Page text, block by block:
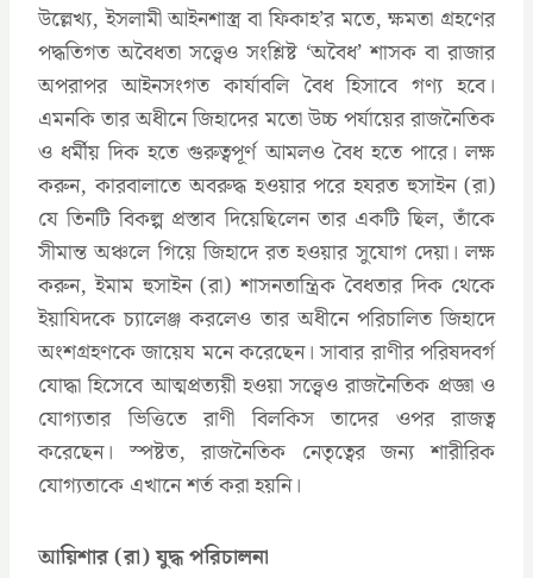
উল্লেখ্য, ইসলামী আইনশাস্ত্র বা ফিকাহ’র মতে, ক্ষমতা গ্রহণের
পদ্ধতিগত অবৈধতা সত্ত্বেও সংশ্লিষ্ট ‘অবৈধ’ শাসক বা রাজার
অপরাপর আইনসংগত কার্যাবলি বৈধ হিসাবে গণ্য হবে।
এমনকি তার অধীনে জিহাদের মতো উচ্চ পর্যায়ের রাজনৈতিক
ও ধর্মীয় দিক হতে গুরুত্বপূর্ণ আমলও বৈধ হতে পারে। লক্ষ
করুন, কারবালাতে অবরুদ্ধ হওয়ার পরে হযরত হুসাইন (রা)
যে তিনটি বিকল্প প্রস্তাব দিয়েছিলেন তার একটি ছিল, তাঁকে
সীমান্ত অঞ্চলে গিয়ে জিহাদে রত হওয়ার সুযোগ দেয়া। লক্ষ
করুন, ইমাম হুসাইন (রা) শাসনতান্ত্রিক বৈধতার দিক থেকে
ইয়াযিদকে চ্যালেঞ্জ করলেও তার অধীনে পরিচালিত জিহাদে
অংশগ্রহণকে জায়েয মনে করেছেন। সাবার রাণীর পরিষদবর্গ
যোদ্ধা হিসেবে আত্মপ্রত্যয়ী হওয়া সত্ত্বেও রাজনৈতিক প্রজ্ঞা ও
যোগ্যতার ভিত্তিতে রাণী বিলকিস তাদের ওপর রাজত্ব
করেছেন। স্পষ্টত, রাজনৈতিক নেতৃত্বের জন্য শারীরিক
যোগ্যতাকে এখানে শর্ত করা হয়নি।
আয়িশার (রা) যুদ্ধ পরিচালনা